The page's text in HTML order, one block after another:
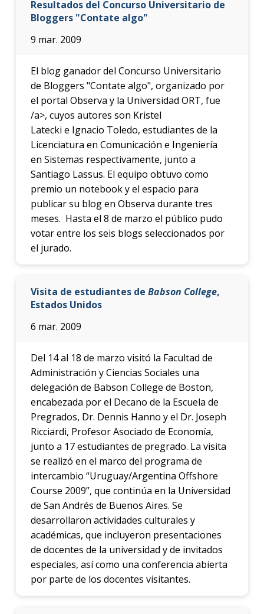
Resultados del Concurso Universitario de
Bloggers "Contate algo"
9 mar. 2009
El blog ganador del Concurso Universitario
de Bloggers "Contate algo", organizado por
el portal Observa y la Universidad ORT, fue
/a>, cuyos autores son Kristel
Latecki e Ignacio Toledo, estudiantes de la
Licenciatura en Comunicación e Ingeniería
en Sistemas respectivamente, junto a
Santiago Lassus. El equipo obtuvo como
premio un notebook y el espacio para
publicar su blog en Observa durante tres
meses. Hasta el 8 de marzo el público pudo
votar entre los seis blogs seleccionados por
el jurado.
Visita de estudiantes de Babson College,
Estados Unidos
6 mar. 2009
Del 14 al 18 de marzo visitó la Facultad de
Administración y Ciencias Sociales una
delegación de Babson College de Boston,
encabezada por el Decano de la Escuela de
Pregrados, Dr. Dennis Hanno y el Dr. Joseph
Ricciardi, Profesor Asociado de Economía,
junto a 17 estudiantes de pregrado. La visita
se realizó en el marco del programa de
intercambio “Uruguay/Argentina Offshore
Course 2009”, que continúa en la Universidad
de San Andrés de Buenos Aires. Se
desarrollaron actividades culturales y
académicas, que incluyeron presentaciones
de docentes de la universidad y de invitados
especiales, así como una conferencia abierta
por parte de los docentes visitantes.